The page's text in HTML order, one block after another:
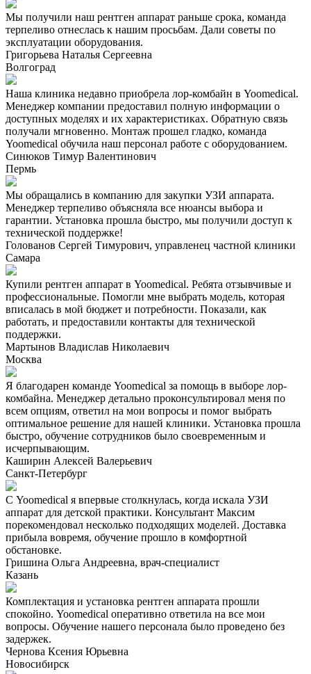
Мы получили наш рентген аппарат раньше срока, команда
терпеливо отнеслась к нашим просьбам. Дали советы по
эксплуатации оборудования.
Григорьева Наталья Сергеевна
Волгоград
Наша клиника недавно приобрела лор-комбайн в Yoomedical.
Менеджер компании предоставил полную информации о
доступных моделях и их характеристиках. Обратную связь
получали мгновенно. Монтаж прошел гладко, команда
Yoomedical обучила наш персонал работе с оборудованием.
Синюков Тимур Валентинович
Пермь
Мы обращались в компанию для закупки УЗИ аппарата.
Менеджер терпеливо объясняла все нюансы выбора и
гарантии. Установка прошла быстро, мы получили доступ к
технической поддержке!
Голованов Сергей Тимурович, управленец частной клиники
Самара
Купили рентген аппарат в Yoomedical. Ребята отзывчивые и
профессиональные. Помогли мне выбрать модель, которая
вписалась в мой бюджет и потребности. Показали, как
работать, и предоставили контакты для технической
поддержки.
Мартынов Владислав Николаевич
Москва
Я благодарен команде Yoomedical за помощь в выборе лор-
комбайна. Менеджер детально проконсультировал меня по
всем опциям, ответил на мои вопросы и помог выбрать
оптимальное решение для нашей клиники. Установка прошла
быстро, обучение сотрудников было своевременным и
исчерпывающим.
Каширин Алексей Валерьевич
Санкт-Петербург
С Yoomedical я впервые столкнулась, когда искала УЗИ
аппарат для детской практики. Консультант Максим
порекомендовал несколько подходящих моделей. Доставка
прибыла вовремя, обучение прошло в комфортной
обстановке.
Гришина Ольга Андреевна, врач-специалист
Казань
Комплектация и установка рентген аппарата прошли
спокойно. Yoomedical оперативно ответила на все мои
вопросы. Обучение нашего персонала было проведено без
задержек.
Чернова Ксения Юрьевна
Новосибирск